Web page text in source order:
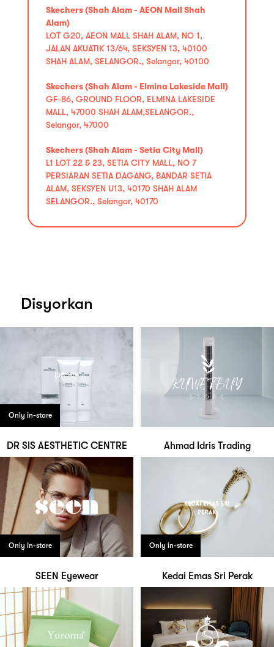
Skechers (Shah Alam - AEON Mall Shah
Alam)
LOT G20, AEON MALL SHAH ALAM, NO 1,
JALAN AKUATIK 13/64, SEKSYEN 13, 40100
SHAH ALAM, SELANGOR., Selangor, 40100
Skechers (Shah Alam - Elmina Lakeside Mall)
GF-86, GROUND FLOOR, ELMINA LAKESIDE
MALL, 47000 SHAH ALAM,SELANGOR.,
Selangor, 47000
Skechers (Shah Alam - Setia City Mall)
L1 LOT 22 & 23, SETIA CITY MALL, NO 7
PERSIARAN SETIA DAGANG, BANDAR SETIA
ALAM, SEKSYEN U13, 40170 SHAH ALAM
SELANGOR., Selangor, 40170
Disyorkan
Only in-store
DR SIS AESTHETIC CENTRE Ahmad Idris Trading
Only in-store
SEEN Eyewear
Only in-store
Kedai Emas Sri Perak